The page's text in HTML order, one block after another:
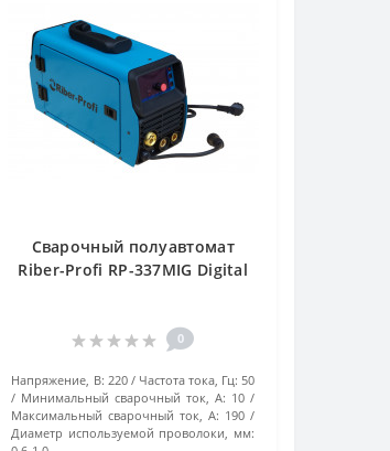
Сварочный полуавтомат
Riber-Profi RP-337MIG Digital
0
Напряжение, В: 220 Частота тока, Гц: 50
Минимальный сварочный ток, А: 10
Максимальный сварочный ток, А: 190
Диаметр используемой проволоки, мм: